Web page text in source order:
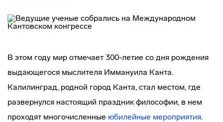
В этом году мир отмечает 300-летие со дня рождения
выдающегося мыслителя Иммануила Канта.
Калилинград, родной город Канта, стал местом, где
развернулся настоящий праздник философии, в нем
проходят многочисленные юбилейные мероприятия.